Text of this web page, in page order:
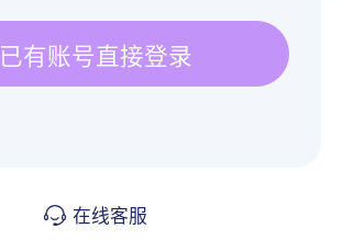
已有账号直接登录
在线客服